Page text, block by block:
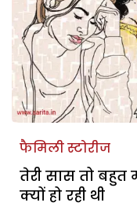
फैमिली स्टोरीज
तेरी सास तो बहुत
क्यों हो रही थी